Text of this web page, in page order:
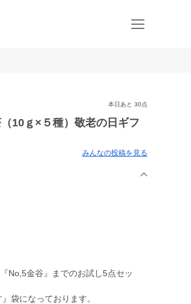
本日あと 30点
10ｇ×５種）敬老の日ギフ
みんなの投稿を見る
No,5金谷』までのお試し5点セッ
袋になっております。